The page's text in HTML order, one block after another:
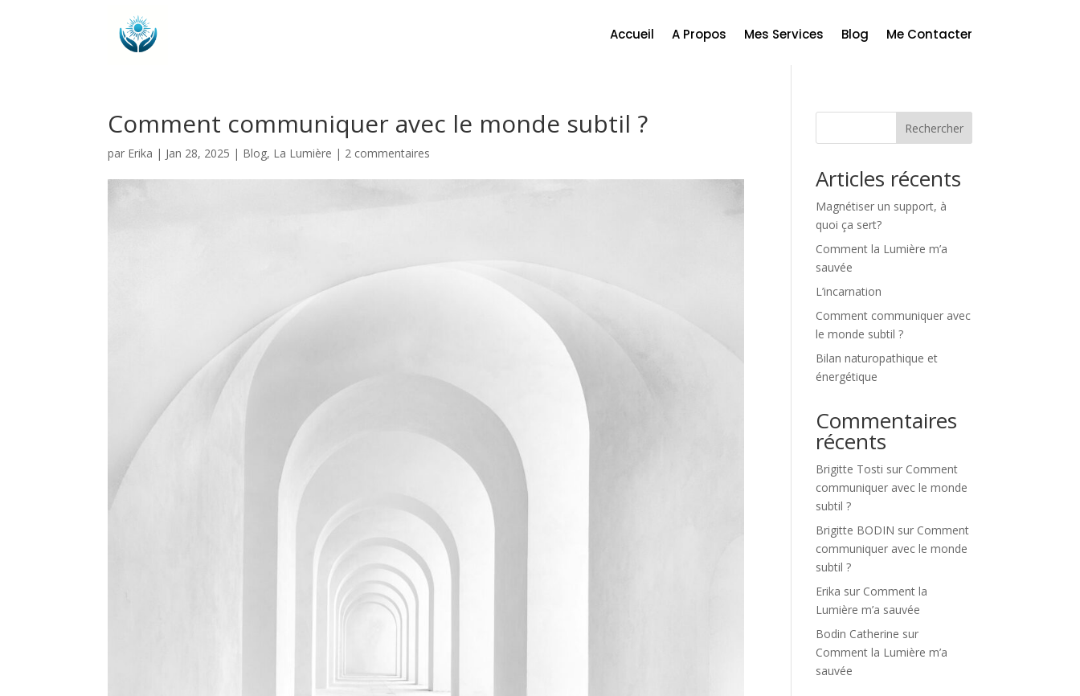
Accueil A Propos Mes Services Blog Me Contacter
Comment communiquer avec le monde subtil ?
par Erika | Jan 28, 2025 | Blog, La Lumière | 2 commentaires
Rechercher
Articles récents
Magnétiser un support, à
quoi ça sert?
Comment la Lumière m’a
sauvée
L’incarnation
Comment communiquer avec
le monde subtil ?
Bilan naturopathique et
énergétique
Commentaires
récents
Brigitte Tosti sur Comment
communiquer avec le monde
subtil ?
Brigitte BODIN sur Comment
communiquer avec le monde
subtil ?
Erika sur Comment la
Lumière m’a sauvée
Bodin Catherine sur
Comment la Lumière m’a
sauvée